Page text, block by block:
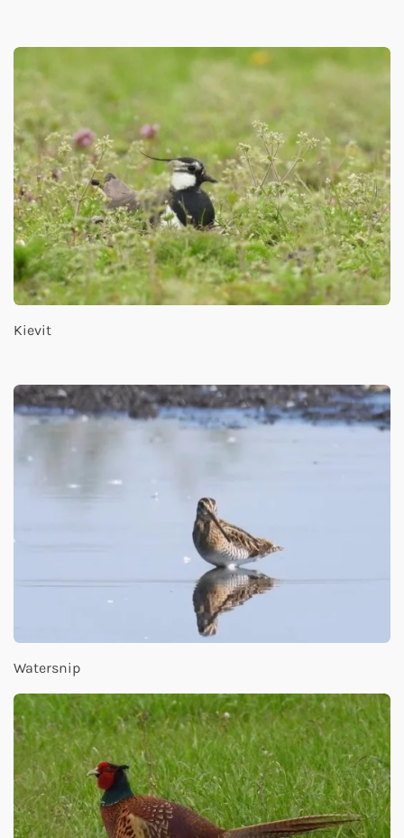
Kievit
Watersnip